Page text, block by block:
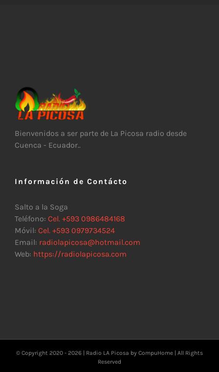
Bienvenidos a ser parte de La Picosa radio desde
Cuenca - Ecuador..
Información de Contácto
Salto a la Soga
Teléfono: Cel. +593 0986484168
Móvil: Cel. +593 0979734524
Email: radiolapicosa@hotmail.com
Web: https://radiolapicosa.com
© Copyright 2020 - 2026 | Radio LA Picosa by CompuHome | All Rights
Reserved